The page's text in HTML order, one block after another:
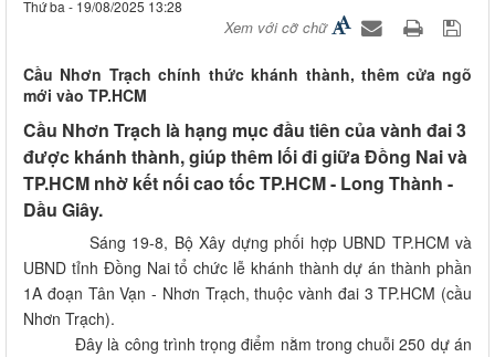
Thứ ba - 19/08/2025 13:28
Xem với cỡ chữ
Cầu Nhơn Trạch chính thức khánh thành, thêm cửa ngõ
mới vào TP.HCM
Cầu Nhơn Trạch là hạng mục đầu tiên của vành đai 3
được khánh thành, giúp thêm lối đi giữa Đồng Nai và
TP.HCM nhờ kết nối cao tốc TP.HCM - Long Thành -
Dầu Giây.
Sáng 19-8, Bộ Xây dựng phối hợp UBND TP.HCM và
UBND tỉnh Đồng Nai tổ chức lễ khánh thành dự án thành phần
1A đoạn Tân Vạn - Nhơn Trạch, thuộc vành đai 3 TP.HCM (cầu
Nhơn Trạch).
Đây là công trình trọng điểm nằm trong chuỗi 250 dự án